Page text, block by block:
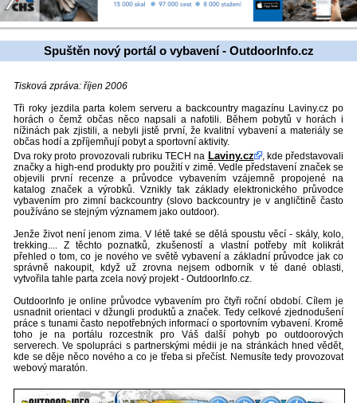
Spuštěn nový portál o vybavení - OutdoorInfo.cz
Tisková zpráva: říjen 2006
Tři roky jezdila parta kolem serveru a backcountry magazínu Laviny.cz po
horách o čemž občas něco napsali a nafotili. Během pobytů v horách i
nížinách pak zjistili, a nebyli jistě první, že kvalitní vybavení a materiály se
občas hodí a zpříjemňují pobyt a sportovní aktivity.
Dva roky proto provozovali rubriku TECH na Laviny.cz
, kde představovali
značky a high-end produkty pro použití v zimě. Vedle představení značek se
objevili první recenze a průvodce vybavením vzájemně propojené na
katalog značek a výrobků. Vznikly tak základy elektronického průvodce
vybavením pro zimní backcountry (slovo backcountry je v angličtině často
používáno se stejným významem jako outdoor).
Jenže život není jenom zima. V létě také se dělá spoustu věcí - skály, kolo,
trekking.... Z těchto poznatků, zkušeností a vlastní potřeby mít kolikrát
přehled o tom, co je nového ve světě vybavení a základní průvodce jak co
správně nakoupit, když už zrovna nejsem odborník v té dané oblasti,
vytvořila tahle parta zcela nový projekt - OutdoorInfo.cz.
OutdoorInfo je online průvodce vybavením pro čtyři roční období. Cílem je
usnadnit orientaci v džungli produktů a značek. Tedy celkové zjednodušení
práce s tunami často nepotřebných informací o sportovním vybavení. Kromě
toho je na portálu rozcestník pro Váš další pohyb po outdoorových
serverech. Ve spolupráci s partnerskými médii je na stránkách hned vědět,
kde se děje něco nového a co je třeba si přečíst. Nemusíte tedy provozovat
webový maratón.